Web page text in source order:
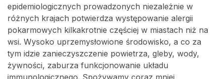
epidemiologicznych prowadzonych niezależnie w
różnych krajach potwierdza występowanie alergii
pokarmowych kilkakrotnie częściej w miastach niż na
wsi. Wysoko uprzemysłowione środowisko, a co za
tym idzie zanieczyszczenie powietrza, gleby, wody,
żywności, zaburza funkcjonowanie układu
immunologicznego. Spożywamy coraz mniej